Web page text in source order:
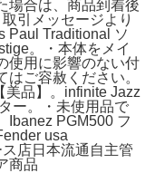
場合は、商品到着後
引メッセージより
Paul Traditional ソ
。・本体をメイ
使用に影響のない付
ご容赦ください。
美品】。infinite Jazz
ー。・未使用品で
Ibanez PGM500 フ
usa
店日本流通自主管
商品